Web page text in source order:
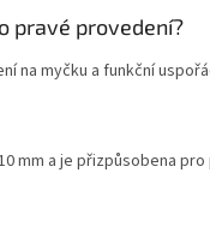
pravé provedení?
na myčku a funkční
mm a je přizpůsobena